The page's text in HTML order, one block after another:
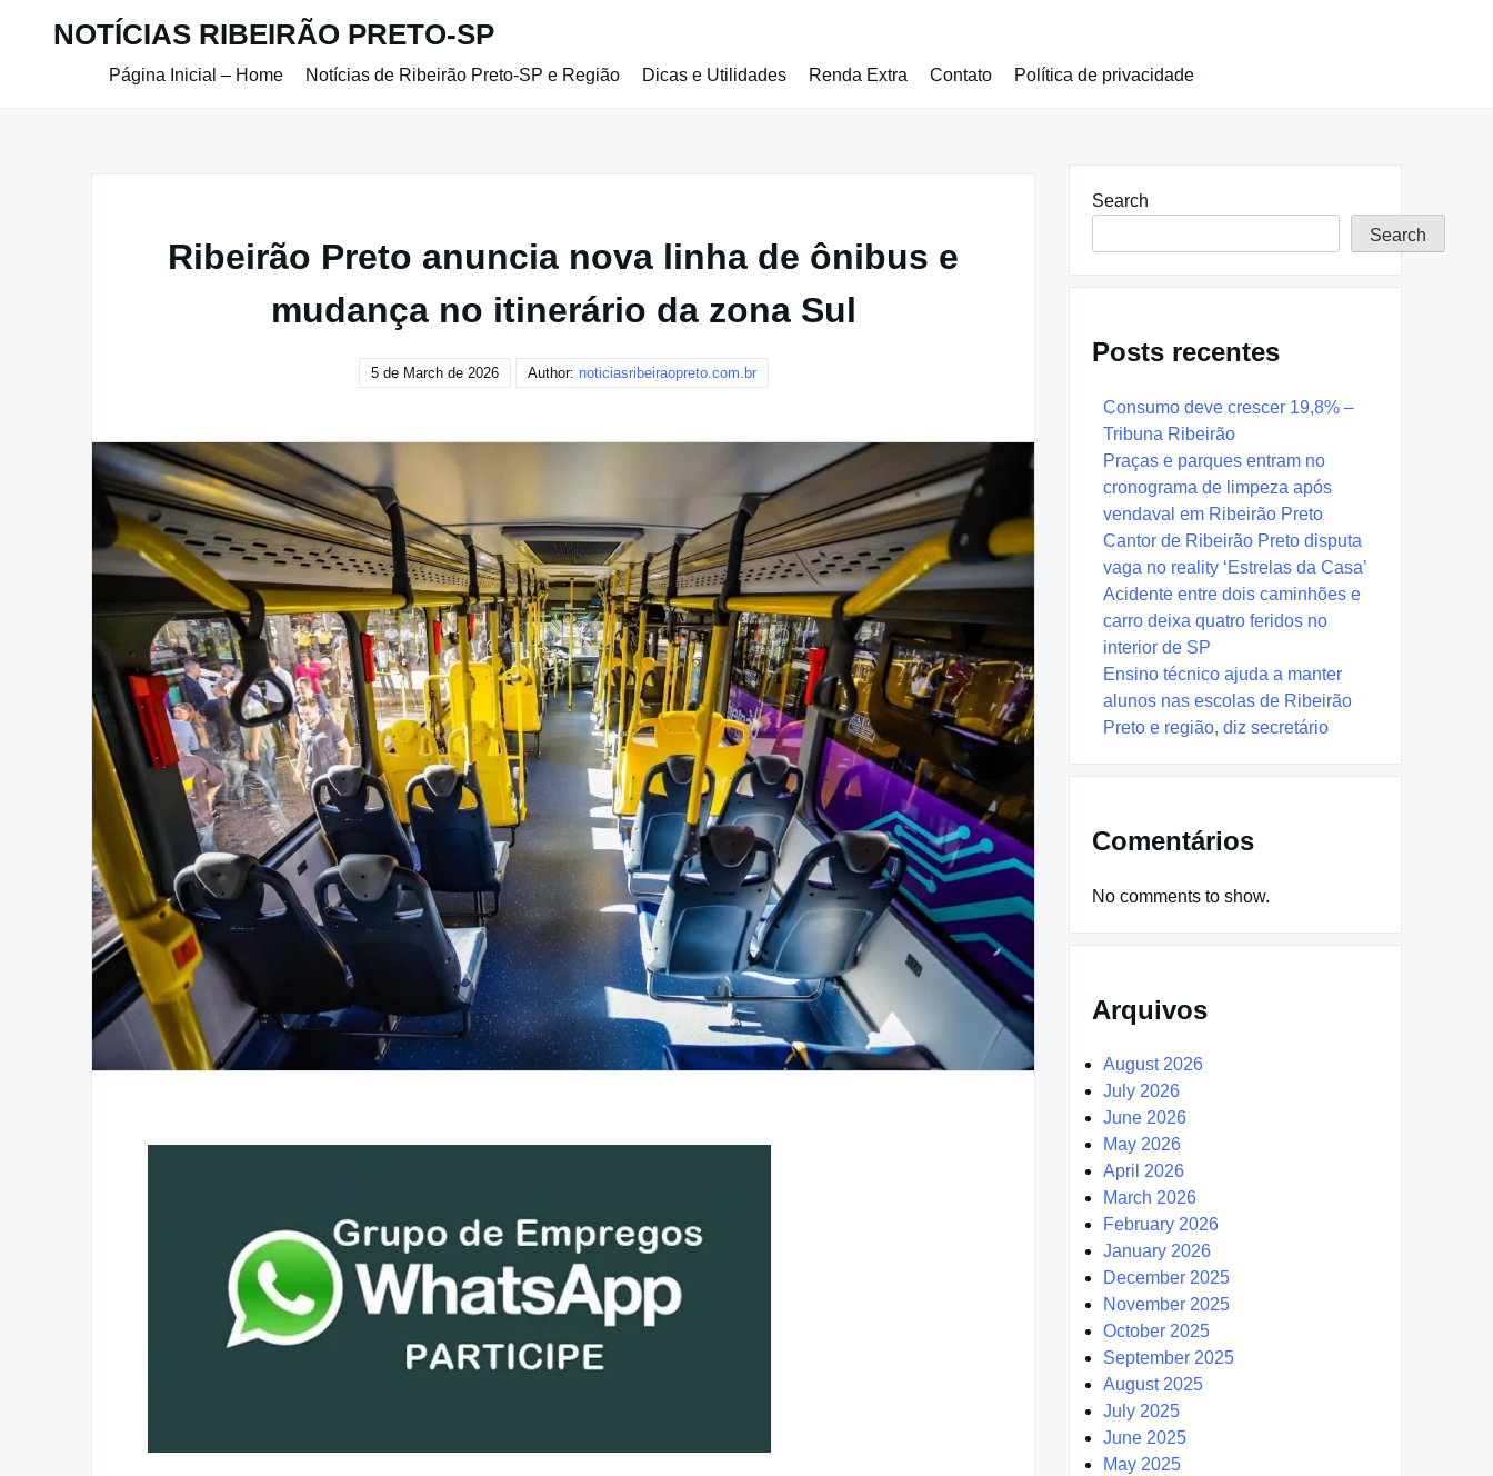
NOTÍCIAS RIBEIRÃO PRETO-SP
Página Inicial – Home Notícias de Ribeirão Preto-SP e Região Dicas e Utilidades Renda Extra Contato Política de privacidade
Ribeirão Preto anuncia nova linha de ônibus e
mudança no itinerário da zona Sul
5 de March de 2026 Author: noticiasribeiraopreto.com.br
Search
Search
Posts recentes
Consumo deve crescer 19,8% –
Tribuna Ribeirão
Praças e parques entram no
cronograma de limpeza após
vendaval em Ribeirão Preto
Cantor de Ribeirão Preto disputa
vaga no reality ‘Estrelas da Casa’
Acidente entre dois caminhões e
carro deixa quatro feridos no
interior de SP
Ensino técnico ajuda a manter
alunos nas escolas de Ribeirão
Preto e região, diz secretário
Comentários
No comments to show.
Arquivos
August 2026
July 2026
June 2026
May 2026
April 2026
March 2026
February 2026
January 2026
December 2025
November 2025
October 2025
September 2025
August 2025
July 2025
June 2025
May 2025